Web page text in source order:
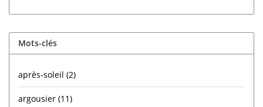
Mots-clés
après-soleil (2)
argousier (11)